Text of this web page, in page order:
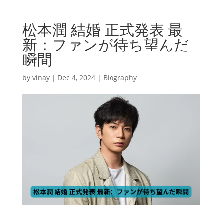
松本潤 結婚 正式発表 最
新：ファンが待ち望んだ
瞬間
by vinay| Dec 4, 2024| Biography